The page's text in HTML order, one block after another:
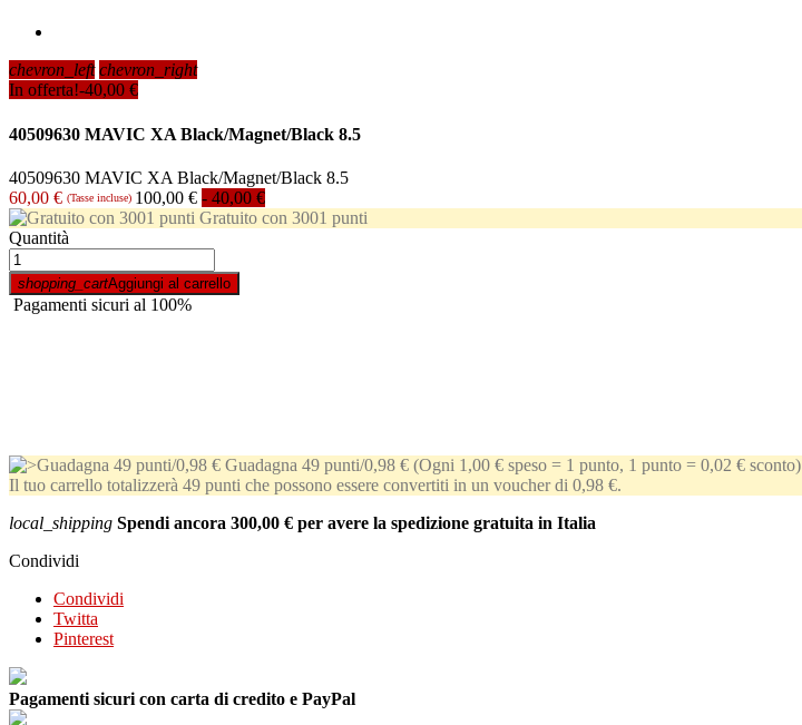
chevron_left chevron_right
In offerta!-40,00 €
40509630 MAVIC XA Black/Magnet/Black 8.5
40509630 MAVIC XA Black/Magnet/Black 8.5
60,00 € (Tasse incluse) 100,00 € - 40,00 €
Gratuito con 3001 punti
Quantità
shopping_cartAggiungi al carrello
Pagamenti sicuri al 100%
Guadagna 49 punti/0,98 € (Ogni 1,00 € speso = 1 punto, 1 punto = 0,02 € sconto)
Il tuo carrello totalizzerà 49 punti che possono essere convertiti in un voucher di 0,98 €.
local_shipping Spendi ancora 300,00 € per avere la spedizione gratuita in Italia
Condividi
Condividi
Twitta
Pinterest
Pagamenti sicuri con carta di credito e PayPal